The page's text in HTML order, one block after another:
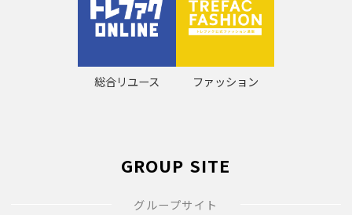
総合リユース ファッション
GROUP SITE
グループサイト